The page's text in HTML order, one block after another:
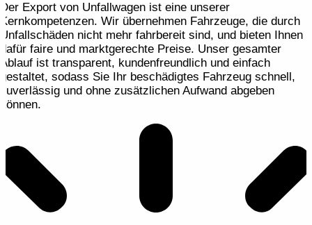
Der Export von Unfallwagen ist eine unserer
Kernkompetenzen. Wir übernehmen Fahrzeuge, die durch
Unfallschäden nicht mehr fahrbereit sind, und bieten Ihnen
dafür faire und marktgerechte Preise. Unser gesamter
Ablauf ist transparent, kundenfreundlich und einfach
gestaltet, sodass Sie Ihr beschädigtes Fahrzeug schnell,
zuverlässig und ohne zusätzlichen Aufwand abgeben
können.